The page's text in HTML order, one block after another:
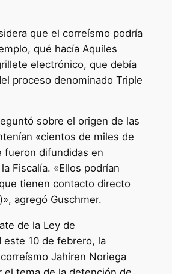
que el correísmo podría
qué hacía Aquiles
electrónico, que debía
proceso denominado Triple
sobre el origen de las
«cientos de miles de
fueron difundidas en
Fiscalía. «Ellos podrían
tienen contacto directo
agregó Guschmer.
de la Ley de
este 10 de febrero, la
Jahiren Noriega